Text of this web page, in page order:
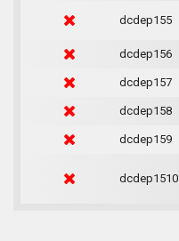
dcdep155
dcdep156
dcdep157
dcdep158
dcdep159
dcdep1510